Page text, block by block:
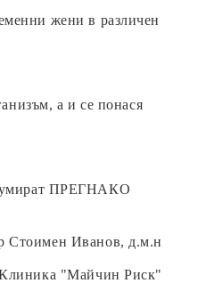
жени в различен
а и се понася
ПРЕГНАКО
Стоимен Иванов, д.м.н
"Майчин Риск"